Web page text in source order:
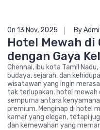
On 13 Nov, 2025 By
Hotel Mewah di
dengan Gaya
Chennai, ibu kota Tamil
budaya, sejarah, dan
wisatawan yang ingin
tak terlupakan, hotel mewah
sempurna antara
premium. Menginap di hotel
kamar yang elegan, tetapi
dan kemewahan yang